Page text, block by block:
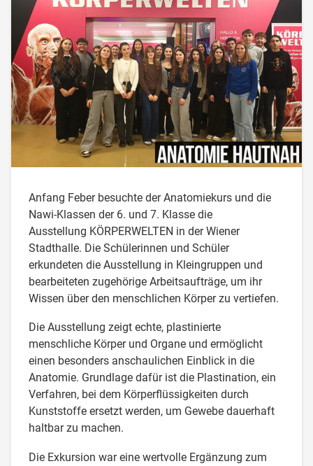
Anfang Feber besuchte der Anatomiekurs und die
Nawi-Klassen der 6. und 7. Klasse die
Ausstellung KÖRPERWELTEN in der Wiener
Stadthalle. Die Schülerinnen und Schüler
erkundeten die Ausstellung in Kleingruppen und
bearbeiteten zugehörige Arbeitsaufträge, um ihr
Wissen über den menschlichen Körper zu vertiefen.
Die Ausstellung zeigt echte, plastinierte
menschliche Körper und Organe und ermöglicht
einen besonders anschaulichen Einblick in die
Anatomie. Grundlage dafür ist die Plastination, ein
Verfahren, bei dem Körperflüssigkeiten durch
Kunststoffe ersetzt werden, um Gewebe dauerhaft
haltbar zu machen.
Die Exkursion war eine wertvolle Ergänzung zum